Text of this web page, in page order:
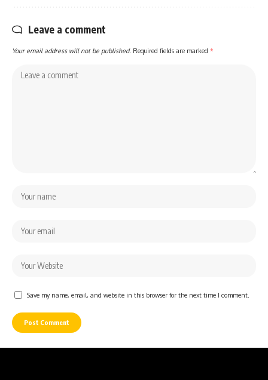
Leave a comment
Your email address will not be published. Required fields are marked *
Save my name, email, and website in this browser for the next time I comment.